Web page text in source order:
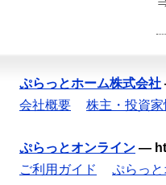
ぷらっとホーム株式会社
会社概要
株主・投資家
ぷらっとオンライン —
ご利用ガイド
ぷらっ